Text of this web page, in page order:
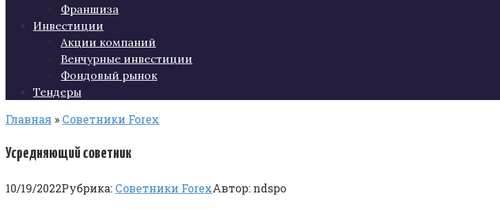
Франшиза
Инвестиции
Акции компаний
Венчурные инвестиции
Фондовый рынок
Тендеры
Главная » Советники Forex
Усредняющий советник
10/19/2022Рубрика: Советники ForexАвтор: ndspo